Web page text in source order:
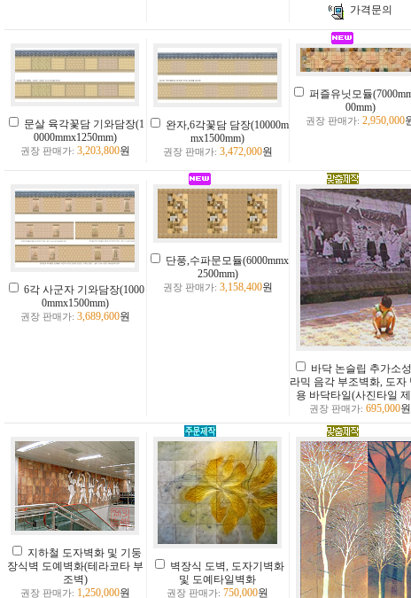
가격문의
문살 육각꽃담 기와담장(1
0000mmx1250mm)
권장 판매가: 3,203,800원
완자,6각꽃담 담장(10000m
mx1500mm)
권장 판매가: 3,472,000원
퍼즐유닛모듈
00mm)
권장 판매가: 2,950,000
6각 사군자 기와담장(1000
0mmx1500mm)
권장 판매가: 3,689,600원
단풍,수파문모듈(6000mmx
2500mm)
권장 판매가: 3,158,400원
바닥 논슬립 추가소성
라믹 음각 부조벽화, 도자
용 바닥타일(사진타일
권장 판매가:695,000원
지하철 도자벽화 및 기둥
장식벽 도예벽화(테라코타 부
조벽)
권장 판매가: 1,250,000원
벽장식 도벽, 도자기벽화
및 도예타일벽화
권장 판매가:750,000원